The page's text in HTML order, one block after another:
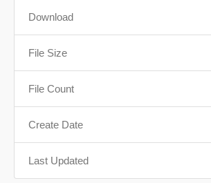
Download
File Size
File Count
Create Date
Last Updated